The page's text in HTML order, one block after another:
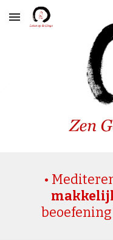
Skip to main content
•
beoefening